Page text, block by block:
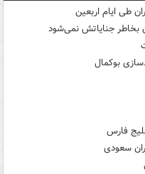
بخاطر جنایاتش نمی‌شود
بوکمال
فارس